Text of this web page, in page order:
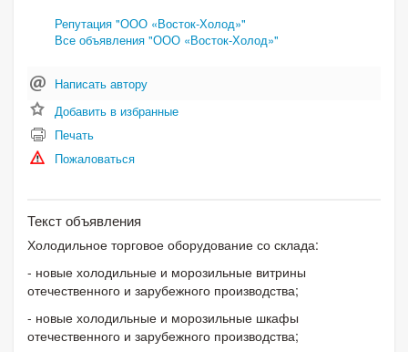
Репутация "ООО «Восток-Холод»"
Все объявления "ООО «Восток-Холод»"
Написать автору
Добавить в избранные
Печать
Пожаловаться
Текст объявления
Холодильное торговое оборудование со склада:
- новые холодильные и морозильные витрины
отечественного и зарубежного производства;
- новые холодильные и морозильные шкафы
отечественного и зарубежного производства;